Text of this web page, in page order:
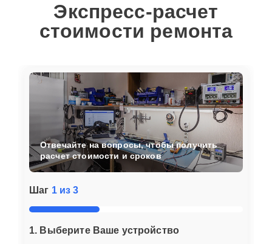
Экспресс-расчет
стоимости ремонта
Шаг 1 из 3
1. Выберите Ваше устройство
Отвечайте на вопросы, чтобы получить
расчет стоимости и сроков